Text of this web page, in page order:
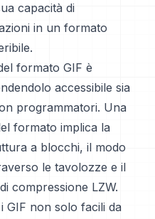
capacità di
in un formato
formato GIF è
accessibile sia
programmatori. Una
formato implica la
a blocchi, il modo
le tavolozze e il
compressione LZW.
GIF non solo facili da